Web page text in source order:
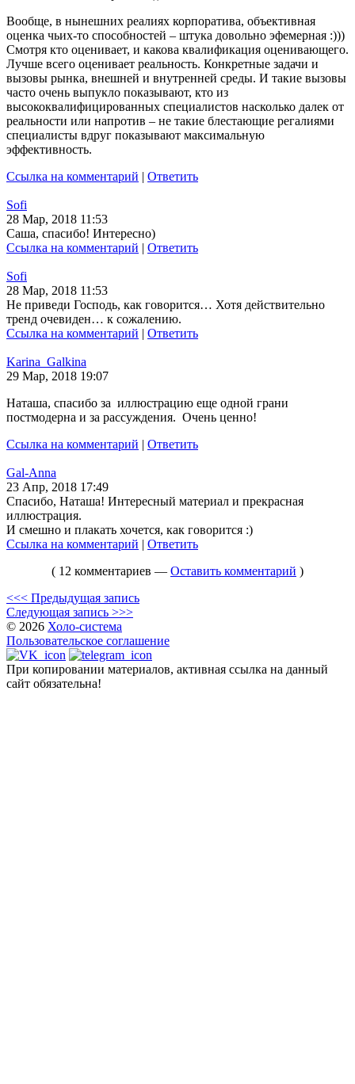
Вообще, в нынешних реалиях корпоратива, объективная
оценка чьих-то способностей – штука довольно эфемерная :)))
Смотря кто оценивает, и какова квалификация оценивающего.
Лучше всего оценивает реальность. Конкретные задачи и
вызовы рынка, внешней и внутренней среды. И такие вызовы
часто очень выпукло показывают, кто из
высококвалифицированных специалистов насколько далек от
реальности или напротив – не такие блестающие регалиями
специалисты вдруг показывают максимальную
эффективность.
Ссылка на комментарий | Ответить
Sofi
28 Мар, 2018 11:53
Саша, спасибо! Интересно)
Ссылка на комментарий | Ответить
Sofi
28 Мар, 2018 11:53
Не приведи Господь, как говорится… Хотя действительно
тренд очевиден… к сожалению.
Ссылка на комментарий | Ответить
Karina_Galkina
29 Мар, 2018 19:07
Наташа, спасибо за иллюстрацию еще одной грани
постмодерна и за рассуждения. Очень ценно!
Ссылка на комментарий | Ответить
Gal-Anna
23 Апр, 2018 17:49
Спасибо, Наташа! Интересный материал и прекрасная
иллюстрация.
И смешно и плакать хочется, как говорится :)
Ссылка на комментарий | Ответить
( 12 комментариев — Оставить комментарий )
<<< Предыдущая запись
Следующая запись >>>
© 2026 Холо-система
Пользовательское соглашение
При копировании материалов, активная ссылка на данный
сайт обязательна!